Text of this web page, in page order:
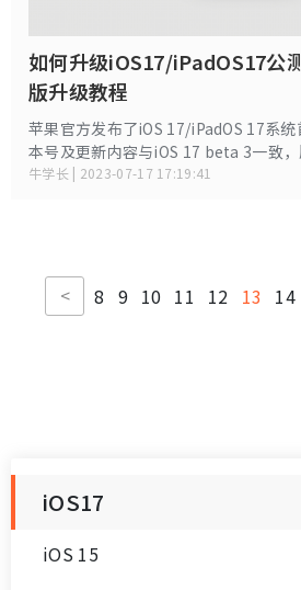
如何升级iOS17/iPadOS17公
版升级教程
苹果官方发布了iOS 17/iPadOS 17系
本号及更新内容与iOS 17 beta 3一致
对于想升级iOS 17/iPadOS 17 公测版的
牛学长 | 2023-07-17 17:19:41
< 8 9 10 11 12 13 14
iOS17
iOS 15